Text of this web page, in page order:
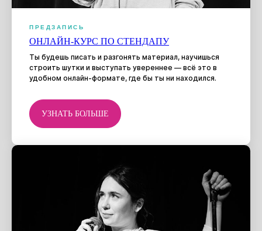
ПРЕДЗАПИСЬ
ОНЛАЙН-КУРС ПО СТЕНДАПУ
Ты будешь писать и разгонять материал, научишься
строить шутки и выступать увереннее — всё это в
удобном онлайн-формате, где бы ты ни находился.
УЗНАТЬ БОЛЬШЕ